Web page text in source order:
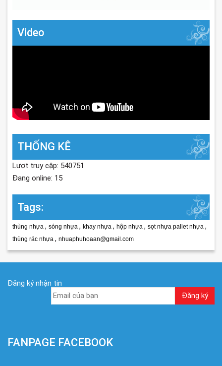
Video
THỐNG KÊ
Lượt truy cập: 540751
Đang online: 15
Tags:
thùng nhựa , sóng nhựa , khay nhựa , hộp nhựa , sọt nhựa pallet nhựa ,
thùng rác nhựa , nhuaphuhoaan@gmail.com
Đăng ký nhận tin
FANPAGE FACEBOOK